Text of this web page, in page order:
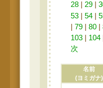
28
29
53
54
79 80
103
104
次
名前
(ヨミガナ)